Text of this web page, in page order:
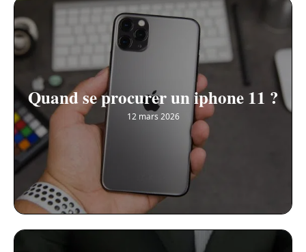
Quand se procurer un iphone 11 ?
12 mars 2026